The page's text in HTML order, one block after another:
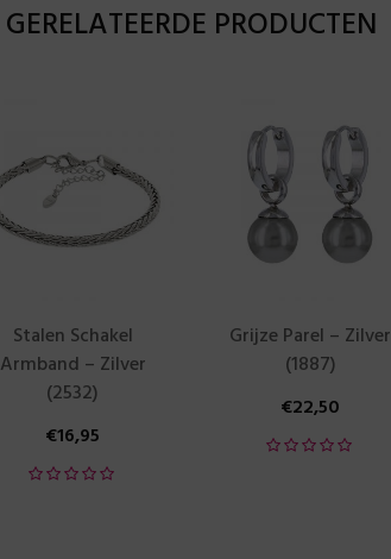
GERELATEERDE PRODUCTEN
Stalen Schakel
Armband – Zilver
(2532)
€16,95
Grijze Parel – Zilver
(1887)
€22,50